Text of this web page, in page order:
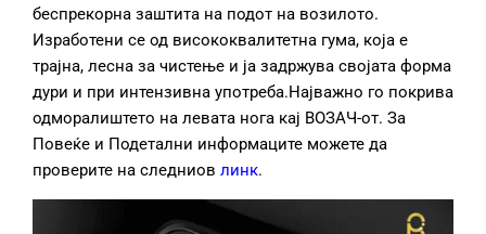
беспрекорна заштита на подот на возилото.
Изработени се од висококвалитетна гума, која е
трајна, лесна за чистење и ја задржува својата форма
дури и при интензивна употреба.Најважно го покрива
одморалиштето на левата нога кај ВОЗАЧ-от. За
Повеќе и Подетални информаците можете да
проверите на следниов линк.